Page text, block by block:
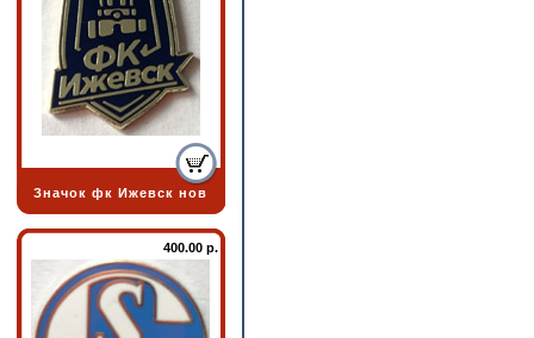
Значок фк Ижевск нов
400.00 р.